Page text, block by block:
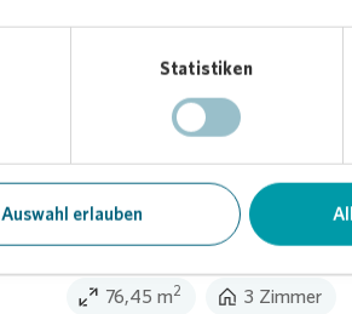
Statistiken
Auswahl erlauben
Preiswerte 3-Zimmer-
zentraler Lage
Am Lennartzhof 43 - 50996 Köln
Kaltmiete
76,45 m2 3 Zimmer